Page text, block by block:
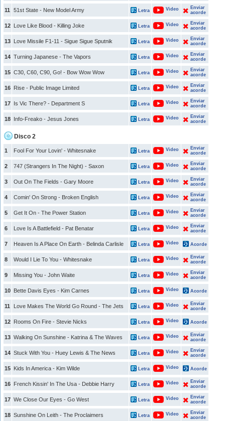
11 51st State - New Model Army Letra Video
Enviar
acorde
12 Love Like Blood - Killing Joke Letra Video
Enviar
acorde
13 Love Missile F1-11 - Sigue Sigue Sputnik Letra Video
Enviar
acorde
14 Turning Japanese - The Vapors Letra Video
Enviar
acorde
15 C30, C60, C90, Go! - Bow Wow Wow Letra Video
Enviar
acorde
16 Rise - Public Image Limited Letra Video
Enviar
acorde
17 Is Vic There? - Department S Letra Video
Enviar
acorde
18 Info-Freako - Jesus Jones Letra Video
Enviar
acorde
Disco 2
1 Fool For Your Lovin' - Whitesnake Letra Video
Enviar
acorde
2 747 (Strangers In The Night) - Saxon Letra Video
Enviar
acorde
3 Out On The Fields - Gary Moore Letra Video
Enviar
acorde
4 Comin' On Strong - Broken English Letra Video
Enviar
acorde
5 Get It On - The Power Station Letra Video
Enviar
acorde
6 Love Is A Battlefield - Pat Benatar Letra Video
Enviar
acorde
7 Heaven Is A Place On Earth - Belinda Carlisle Letra Video Acorde
8 Would I Lie To You - Whitesnake Letra Video
Enviar
acorde
9 Missing You - John Waite Letra Video
Enviar
acorde
10 Bette Davis Eyes - Kim Carnes Letra Video Acorde
11 Love Makes The World Go Round - The Jets Letra Video
Enviar
acorde
12 Rooms On Fire - Stevie Nicks Letra Video Acorde
13 Walking On Sunshine - Katrina & The Waves Letra Video
Enviar
acorde
14 Stuck With You - Huey Lewis & The News Letra Video
Enviar
acorde
15 Kids In America - Kim Wilde Letra Video Acorde
16 French Kissin' In The Usa - Debbie Harry Letra Video
Enviar
acorde
17 We Close Our Eyes - Go West Letra Video
Enviar
acorde
18 Sunshine On Leith - The Proclaimers Letra Video
Enviar
acorde